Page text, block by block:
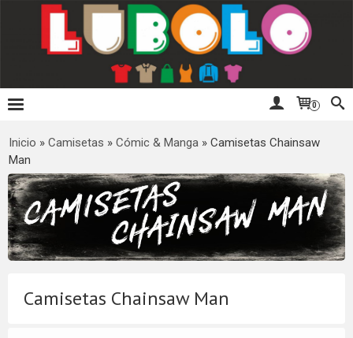
0
Inicio » Camisetas » Cómic & Manga » Camisetas Chainsaw
Man
Camisetas Chainsaw Man